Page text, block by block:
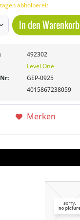
abholbereit
In denWarenkorb
492302
Level One
GEP-0925
4015867238059
Merken